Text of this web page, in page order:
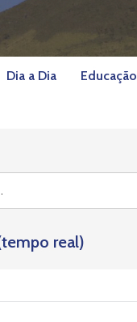
Dia a Dia Educação
real)